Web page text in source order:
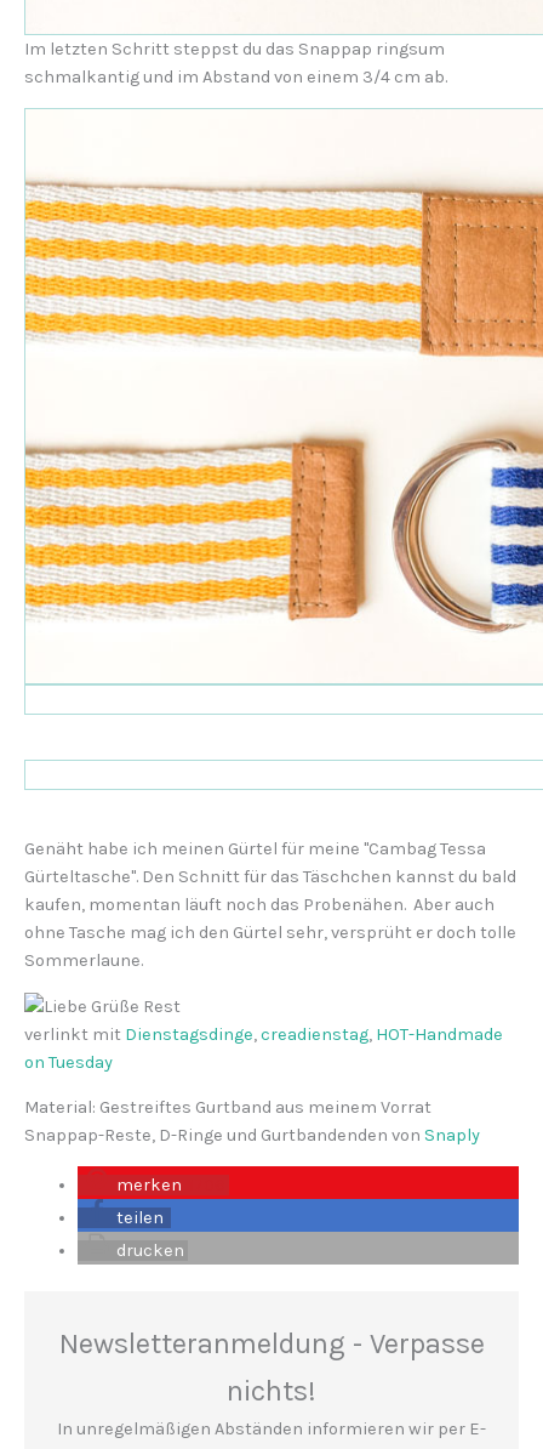
Im letzten Schritt steppst du das Snappap ringsum
schmalkantig und im Abstand von einem 3/4 cm ab.
Genäht habe ich meinen Gürtel für meine "Cambag Tessa
Gürteltasche". Den Schnitt für das Täschchen kannst du bald
kaufen, momentan läuft noch das Probenähen. Aber auch
ohne Tasche mag ich den Gürtel sehr, versprüht er doch tolle
Sommerlaune.
verlinkt mit Dienstagsdinge,creadienstag, HOT-Handmade
on Tuesday
Material: Gestreiftes Gurtband aus meinem Vorrat
Snappap-Reste, D-Ringe und Gurtbandenden von Snaply
merken
teilen
drucken
Newsletteranmeldung - Verpasse
nichts!
In unregelmäßigen Abständen informieren wir per E-